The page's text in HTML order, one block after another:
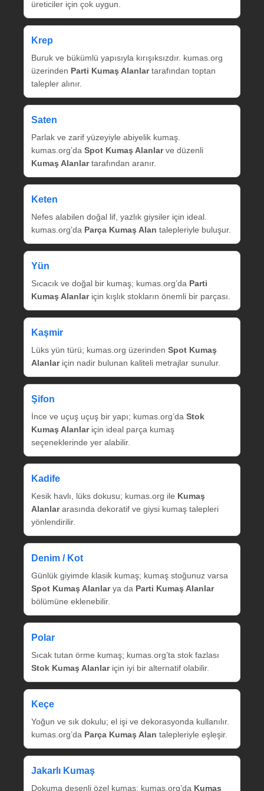
üreticiler için çok uygun.
Krep
Buruk ve bükümlü yapısıyla kırışıksızdır. kumas.org
üzerinden Parti Kumaş Alanlartarafından toptan
talepler alınır.
Saten
Parlak ve zarif yüzeyiyle abiyelik kumaş.
kumas.org’da Spot Kumaş Alanlarve düzenli
Kumaş Alanlartarafından aranır.
Keten
Nefes alabilen doğal lif, yazlık giysiler için ideal.
kumas.org’da Parça Kumaş Alan talepleriyle buluşur.
Yün
Sıcacık ve doğal bir kumaş; kumas.org’da Parti
Kumaş Alanlariçin kışlık stokların önemli bir parçası.
Kaşmir
Lüks yün türü; kumas.org üzerinden Spot Kumaş
Alanlariçin nadir bulunan kaliteli metrajlar sunulur.
Şifon
İnce ve uçuş uçuş bir yapı; kumas.org’da Stok
Kumaş Alanlariçin ideal parça kumaş
seçeneklerinde yer alabilir.
Kadife
Kesik havlı, lüks dokusu; kumas.org ile Kumaş
Alanlararasında dekoratif ve giysi kumaş talepleri
yönlendirilir.
Denim / Kot
Günlük giyimde klasik kumaş; kumaş stoğunuz varsa
Spot Kumaş Alanlarya da Parti Kumaş Alanlar
bölümüne eklenebilir.
Polar
Sıcak tutan örme kumaş; kumas.org’ta stok fazlası
Stok Kumaş Alanlariçin iyi bir alternatif olabilir.
Keçe
Yoğun ve sık dokulu; el işi ve dekorasyonda kullanılır.
kumas.org’da Parça Kumaş Alan talepleriyle eşleşir.
Jakarlı Kumaş
Dokuma desenli özel kumaş; kumas.org’da Kumaş